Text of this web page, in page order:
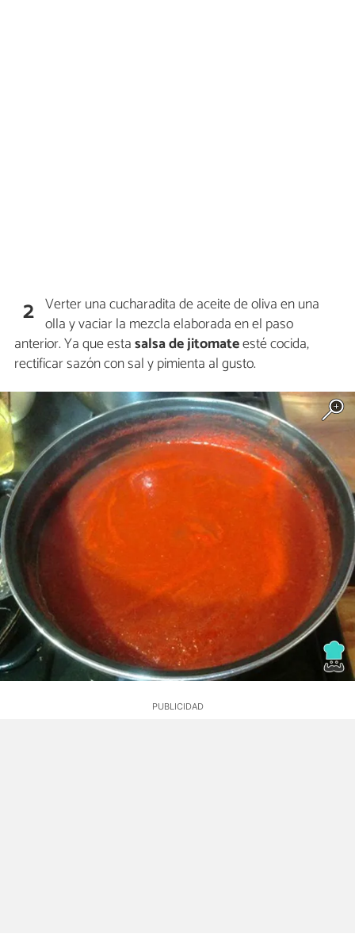
2 Verter una cucharadita de aceite de oliva en una
olla y vaciar la mezcla elaborada en el paso
anterior. Ya que estasalsa de jitomateesté cocida,
rectificar sazón con sal y pimienta al gusto.